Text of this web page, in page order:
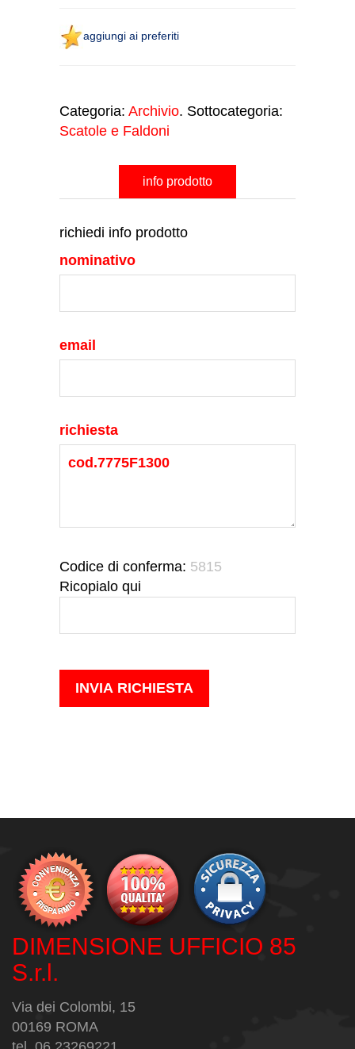
aggiungi ai preferiti
Categoria: Archivio. Sottocategoria:
Scatole e Faldoni
info prodotto
richiedi info prodotto
nominativo
email
richiesta
Codice di conferma: 5815
Ricopialo qui
DIMENSIONE UFFICIO 85
S.r.l.
Via dei Colombi, 15
00169 ROMA